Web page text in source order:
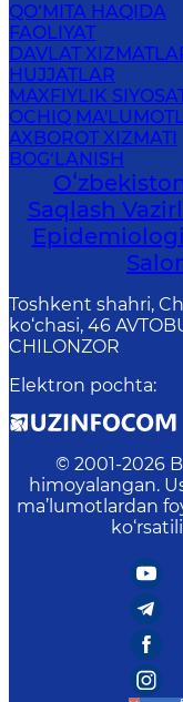
QO‘MITA HAQIDA
FAOLIYAT
DAVLAT
HUJJATLAR
MAXFIYLIK
OCHIQ
AXBOROT XIZMATI
BOG‘LANISH
Saqlash
Toshkent shahri,
ko‘chasi, 46
CHILONZOR
Elektron pochta:
© 2001-2026
himoyalangan.
ma’lumotlardan